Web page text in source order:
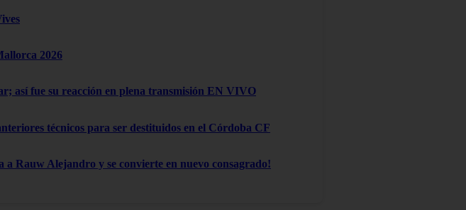
2026
así fue su reacción en plena transmisión EN VIVO
técnicos para ser destituidos en el Córdoba CF
Rauw Alejandro y se convierte en nuevo consagrado!